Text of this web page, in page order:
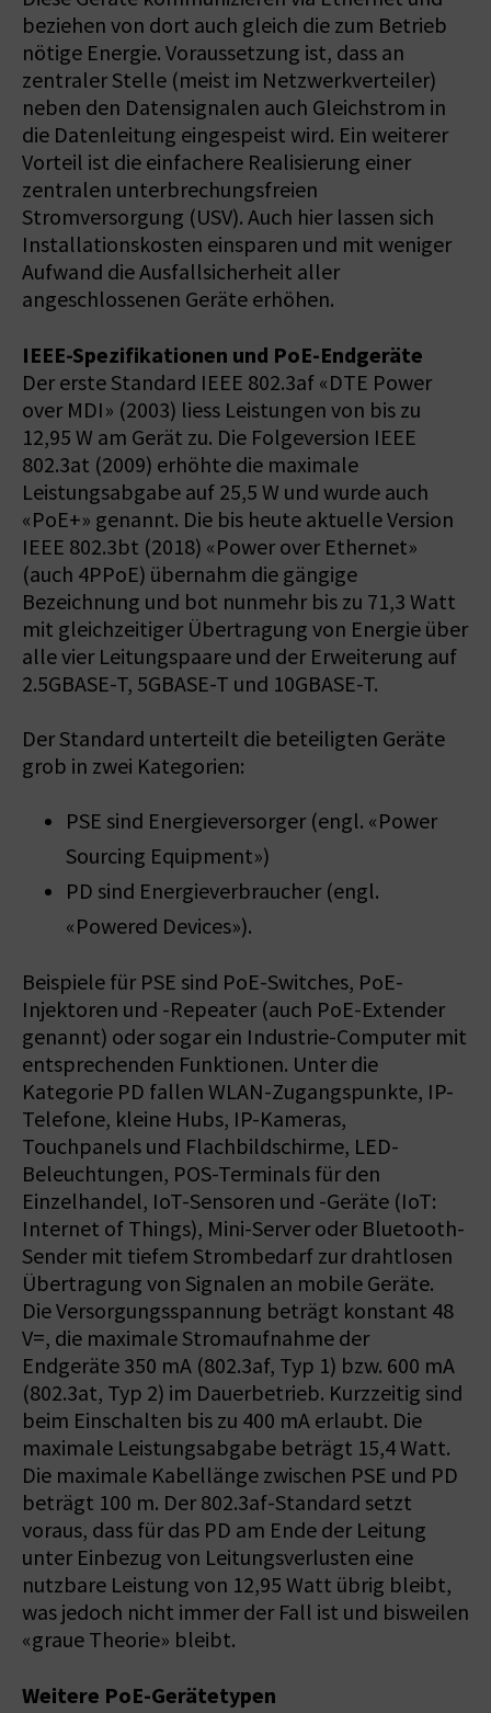
beziehen von dort auch gleich die zum Betrieb
nötige Energie. Voraussetzung ist, dass an
zentraler Stelle (meist im Netzwerkverteiler)
neben den Datensignalen auch Gleichstrom in
die Datenleitung eingespeist wird. Ein weiterer
Vorteil ist die einfachere Realisierung einer
zentralen unterbrechungsfreien
Stromversorgung (USV). Auch hier lassen sich
Installationskosten einsparen und mit weniger
Aufwand die Ausfallsicherheit aller
angeschlossenen Geräte erhöhen.
IEEE-Spezifikationen und PoE-Endgeräte
Der erste Standard IEEE 802.3af «DTE Power
over MDI» (2003) liess Leistungen von bis zu
12,95 W am Gerät zu. Die Folgeversion IEEE
802.3at (2009) erhöhte die maximale
Leistungsabgabe auf 25,5 W und wurde auch
«PoE+» genannt. Die bis heute aktuelle Version
IEEE 802.3bt (2018) «Power over Ethernet»
(auch 4PPoE) übernahm die gängige
Bezeichnung und bot nunmehr bis zu 71,3 Watt
mit gleichzeitiger Übertragung von Energie über
alle vier Leitungspaare und der Erweiterung auf
2.5GBASE-T, 5GBASE-T und 10GBASE-T.
Der Standard unterteilt die beteiligten Geräte
grob in zwei Kategorien:
PSE sind Energieversorger (engl. «Power
Sourcing Equipment»)
PD sind Energieverbraucher (engl.
«Powered Devices»).
Beispiele für PSE sind PoE-Switches, PoE-
Injektoren und -Repeater (auch PoE-Extender
genannt) oder sogar ein Industrie-Computer mit
entsprechenden Funk­tionen. Unter die
Kategorie PD fallen WLAN-Zugangspunkte, IP-
Telefone, kleine Hubs, IP-Kameras,
Touchpanels und Flachbildschirme, LED-
Beleuchtungen, POS-Terminals für den
Einzelhandel, IoT-Sensoren und -Geräte (IoT:
Internet of Things), Mini-Server oder Bluetooth-
Sender mit tiefem Strombedarf zur drahtlosen
Übertragung von Signalen an mobile Geräte.
Die Versorgungsspannung beträgt konstant 48
V=, die maximale Stromaufnahme der
Endgeräte 350 mA (802.3af, Typ 1) bzw. 600 mA
(802.3at, Typ 2) im Dauerbetrieb. Kurzzeitig sind
beim Einschalten bis zu 400 mA erlaubt. Die
maximale Leistungsabgabe beträgt 15,4 Watt.
Die maximale Kabellänge zwischen PSE und PD
beträgt 100 m. Der 802.3af-Standard setzt
voraus, dass für das PD am Ende der Leitung
unter Einbezug von Leitungsverlusten eine
nutzbare Leistung von 12,95 Watt übrig bleibt,
was jedoch nicht immer der Fall ist und bisweilen
«graue Theorie» bleibt.
Weitere PoE-Gerätetypen